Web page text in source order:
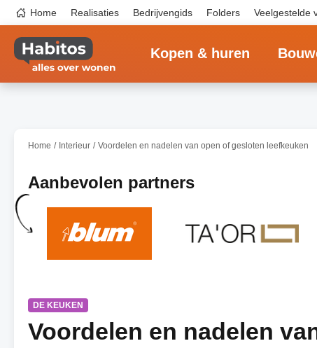
naar
inhoud
gaan
Top
navigation
Home Realisaties Bedrijvengids Folders Veelgestelde
Kopen & huren
Home Interieur Voordelen en nadelen van open of gesloten leefkeuken
Aanbevolen partners
DE KEUKEN
Voordelen en nadelen